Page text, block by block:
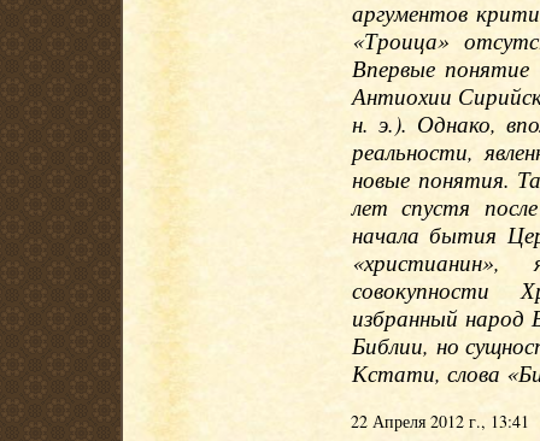
аргументов
«Троица»
Впервые
Антиохии
н. э.). Однако,
реальности,
новые понятия.
лет спустя
начала бытия
«христианин»,
совокупности
избранный народ
Библии, но
Кстати, слова
22 Апреля 2012 г., 13:41